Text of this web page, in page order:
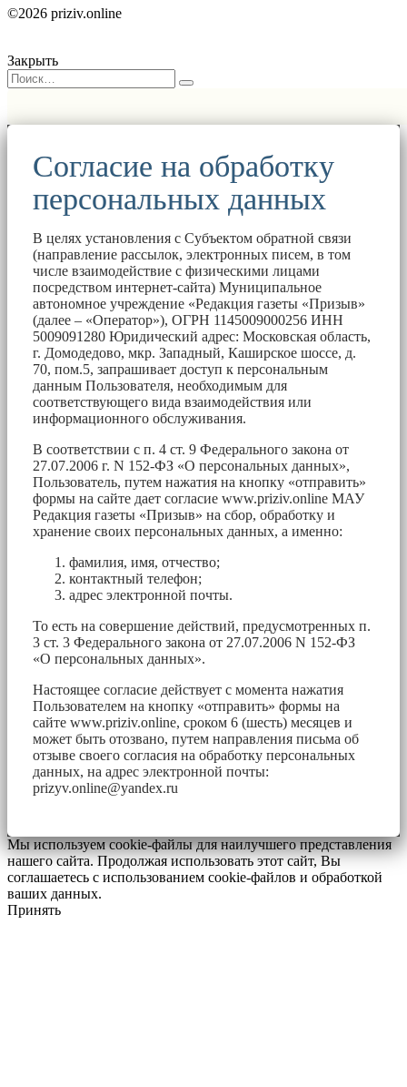
©2026 priziv.online
Закрыть
Согласие на обработку
персональных данных
В целях установления с Субъектом обратной связи
(направление рассылок, электронных писем, в том
числе взаимодействие с физическими лицами
посредством интернет-сайта) Муниципальное
автономное учреждение «Редакция газеты «Призыв»
(далее – «Оператор»), ОГРН 1145009000256 ИНН
5009091280 Юридический адрес: Московская область,
г. Домодедово, мкр. Западный, Каширское шоссе, д.
70, пом.5, запрашивает доступ к персональным
данным Пользователя, необходимым для
соответствующего вида взаимодействия или
информационного обслуживания.
В соответствии с п. 4 ст. 9 Федерального закона от
27.07.2006 г. N 152-ФЗ «О персональных данных»,
Пользователь, путем нажатия на кнопку «отправить»
формы на сайте дает согласие www.priziv.online МАУ
Редакция газеты «Призыв» на сбор, обработку и
хранение своих персональных данных, а именно:
фамилия, имя, отчество;
контактный телефон;
адрес электронной почты.
То есть на совершение действий, предусмотренных п.
3 ст. 3 Федерального закона от 27.07.2006 N 152-ФЗ
«О персональных данных».
Настоящее согласие действует с момента нажатия
Пользователем на кнопку «отправить» формы на
сайте www.priziv.online, сроком 6 (шесть) месяцев и
может быть отозвано, путем направления письма об
отзыве своего согласия на обработку персональных
данных, на адрес электронной почты:
prizyv.online@yandex.ru
Мы используем cookie-файлы для наилучшего представления
нашего сайта. Продолжая использовать этот сайт, Вы
соглашаетесь с использованием cookie-файлов и обработкой
ваших данных.
Принять